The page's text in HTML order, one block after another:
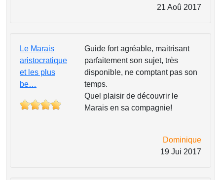
21 Aoû 2017
Le Marais
aristocratique
et les plus
be…
Guide fort agréable, maitrisant
parfaitement son sujet, très
disponible, ne comptant pas son
temps.
Quel plaisir de découvrir le
Marais en sa compagnie!
Dominique
19 Jui 2017